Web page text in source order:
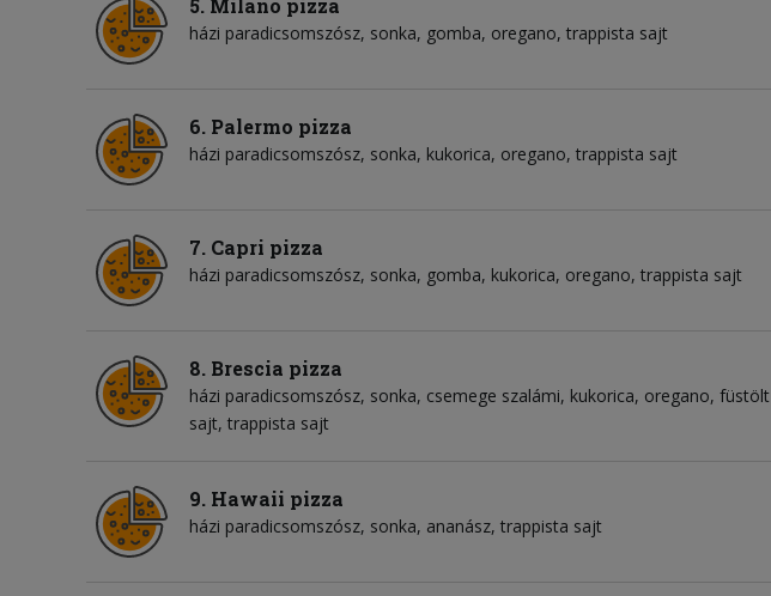
5. Milano pizza
házi paradicsomszósz sonka gomba oregano trappista sajt
6. Palermo pizza
házi paradicsomszósz sonka kukorica oregano trappista sajt
7. Capri pizza
házi paradicsomszósz sonka gomba kukorica oregano trappista sajt
8. Brescia pizza
házi paradicsomszósz sonka csemege szalámi kukorica oregano füstölt
sajt trappista sajt
9. Hawaii pizza
házi paradicsomszósz sonka ananász trappista sajt